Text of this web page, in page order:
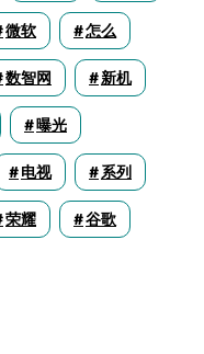
微软 怎么
数智网 新机
曝光
电视 系列
荣耀 谷歌